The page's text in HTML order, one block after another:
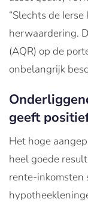
“Slechts de
herwaardering.
(AQR) op de
onbelangrijk
geeft
Het hoge
heel goede
rente-inkomsten